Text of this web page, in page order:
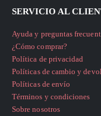
SERVICIO AL
Ayuda y preguntas
¿Cómo comprar?
Política de privacidad
Políticas de cambio y
Políticas de envío
Términos y condiciones
Sobre nosotros